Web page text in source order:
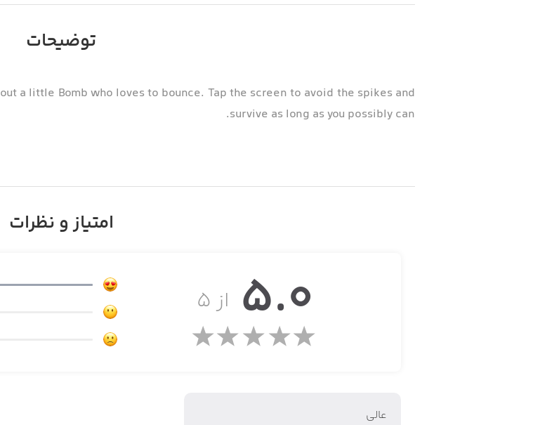
توضیحات
a little Bomb who loves to bounce. Tap the screen to avoid the spikes and
survive as long as you possibly can.
امتیاز و نظرات
از ۵ 5.0
عالی